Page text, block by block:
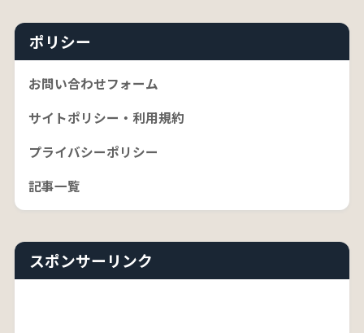
ポリシー
お問い合わせフォーム
サイトポリシー・利用規約
プライバシーポリシー
記事一覧
スポンサーリンク